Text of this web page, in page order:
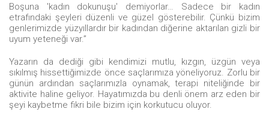
Boşuna 'kadın dokunuşu' demiyorlar… Sadece bir kadın
etrafındaki şeyleri düzenli ve güzel gösterebilir. Çünkü bizim
genlerimizde yüzyıllardır bir kadından diğerine aktarılan gizli bir
uyum yeteneği var.”
Yazarın da dediği gibi kendimizi mutlu, kızgın, üzgün veya
sıkılmış hissettiğimizde önce saçlarımıza yöneliyoruz. Zorlu bir
günün ardından saçlarımızla oynamak, terapi niteliğinde bir
aktivite haline geliyor. Hayatımızda bu denli önem arz eden bir
şeyi kaybetme fikri bile bizim için korkutucu oluyor.